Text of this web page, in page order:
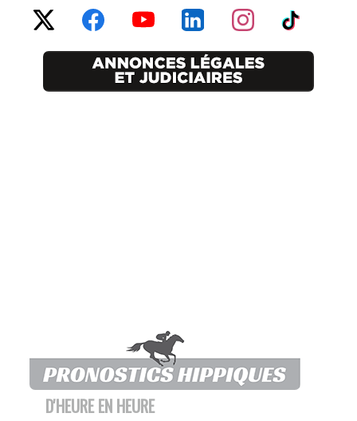
D'HEURE EN HEURE